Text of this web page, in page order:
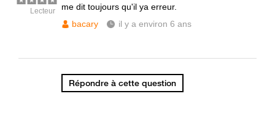
Lecteur
me dit toujours qu'il ya erreur.
bacary
il y a environ 6 ans
Répondre à cette question